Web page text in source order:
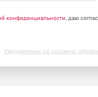
конфиденциальности, даю
Уведомление об условиях